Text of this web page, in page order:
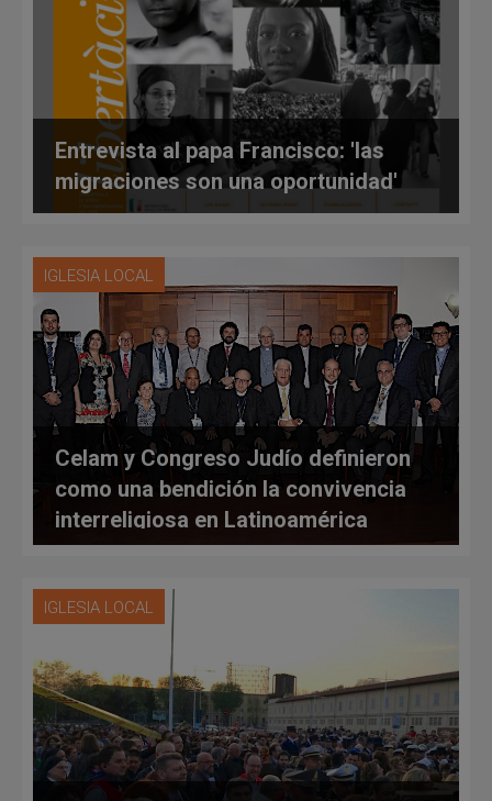
Entrevista al papa Francisco: 'las
migraciones son una oportunidad'
IGLESIA LOCAL
Celam y Congreso Judío definieron
como una bendición la convivencia
interreligiosa en Latinoamérica
IGLESIA LOCAL